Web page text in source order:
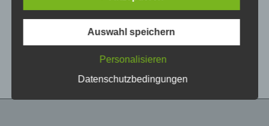
450,00€ * 425,00€ *
Bewertet
von
5
Personenbezogene Daten sind alle
identifizierbare natürliche Person (im Folgenden
wird eine natürliche Person angesehen, die
Auswahl speichern
Personalisieren
Datenschutzbedingungen